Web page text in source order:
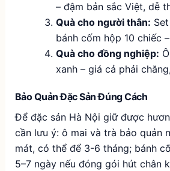
– đậm bản sắc Việt, dễ
Quà cho người thân:
bánh cốm hộp 10 chiếc
Quà cho đồng nghiệp:
xanh – giá cả phải
Bảo Quản Đặc Sản Đúng Cách
Để đặc sản Hà Nội giữ được
cần lưu ý: ô mai và trà bảo quản
mát, có thể để 3-6 tháng; bánh
5–7 ngày nếu đóng gói hút chân